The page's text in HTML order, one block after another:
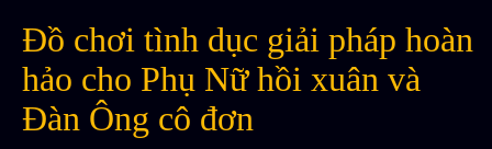
Đồ chơi tình dục giải pháp hoàn
hảo cho Phụ Nữ hồi xuân và
Đàn Ông cô đơn